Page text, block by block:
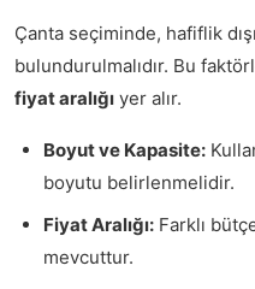
Çanta seçiminde, hafiflik
bulundurulmalıdır. Bu
fiyat aralığı yer alır.
Boyut ve Kapasite:
boyutu belirlenmelidir.
Fiyat Aralığı: Farklı
mevcuttur.